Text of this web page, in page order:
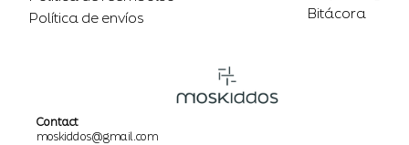
Política de envíos
Bitácora
Contact
moskiddos@gmail.com